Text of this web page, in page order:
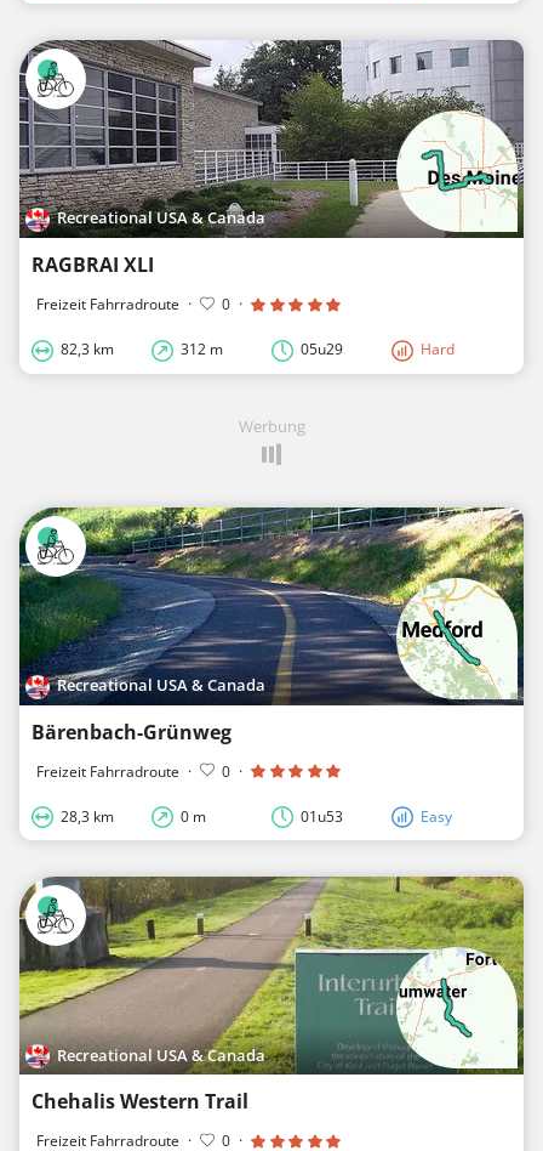
Recreational USA & Canada
RAGBRAI XLI
Freizeit Fahrradroute · 0 ·
82,3 km 312 m 05u29 Hard
Werbung
Recreational USA & Canada
Bärenbach-Grünweg
Freizeit Fahrradroute · 0 ·
28,3 km 0 m 01u53 Easy
Recreational USA & Canada
Chehalis Western Trail
Freizeit Fahrradroute · 0 ·